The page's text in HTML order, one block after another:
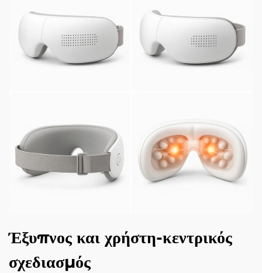
Έξυπνος και χρήστη-κεντρικός
σχεδιασμός